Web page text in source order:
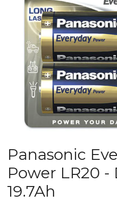
Panasonic
Power LR20 -
19.7Ah